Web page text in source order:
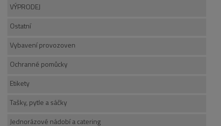
VÝPRODEJ
Ostatní
Vybavení provozoven
Ochranné pomůcky
Etikety
Tašky, pytle a sáčky
Jednorázové nádobí a catering